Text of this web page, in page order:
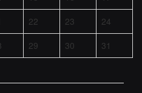
22 23
24
29 30 31